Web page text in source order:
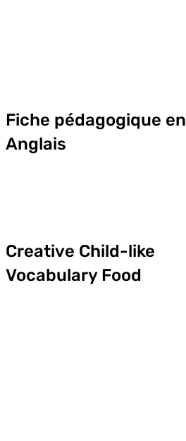
Fiche pédagogique en
Anglais
Creative Child-like
Vocabulary Food